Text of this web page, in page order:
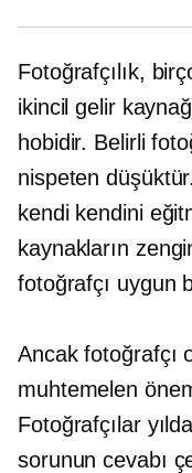
Fotoğrafçılık,
ikincil gelir
hobidir. Belirli
nispeten
kendi kendini
kaynakların
fotoğrafçı uygun
Ancak fotoğrafçı
muhtemelen
Fotoğrafçılar
sorunun cevabı